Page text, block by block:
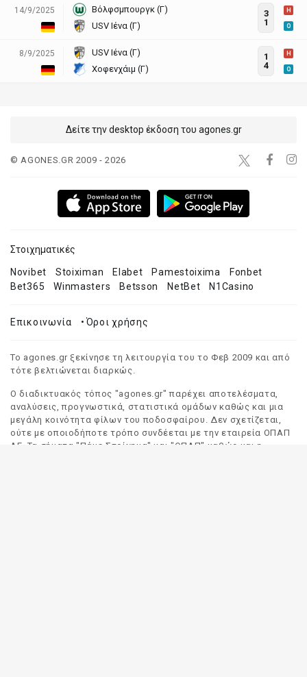
14/9/2025
Βόλφσμπουργκ (Γ)
USV Ιένα (Γ)
3
1
H
O
8/9/2025
USV Ιένα (Γ)
Χοφενχάιμ (Γ)
1
4
H
O
Δείτε την desktop έκδοση του agones.gr
© AGONES.GR 2009 - 2026
Στοιχηματικές
Novibet Stoiximan Elabet Pamestoixima
Fonbet
Bet365
Winmasters Betsson NetBet N1Casino
Επικοινωνία •Όροι χρήσης
Το agones.gr ξεκίνησε τη λειτουργία του το Φεβ 2009 και από
τότε βελτιώνεται διαρκώς.
Ο διαδικτυακός τόπος "agones.gr" παρέχει αποτελέσματα,
αναλύσεις, προγνωστικά, στατιστικά ομάδων καθώς και μια
μεγάλη κοινότητα φίλων του ποδοσφαίρου. Δεν σχετίζεται,
ούτε με οποιοδήποτε τρόπο συνδέεται με την εταιρεία ΟΠΑΠ
ΑΕ. Τα σήματα "Πάμε Στοίχημα" και "ΟΠΑΠ" καθώς και η